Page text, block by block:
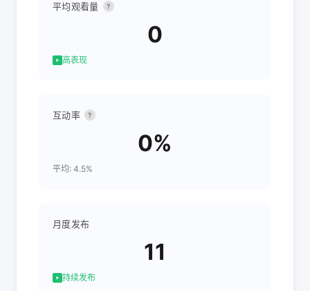
平均观看量 ?
0
高表现
互动率 ?
0%
平均: 4.5%
月度发布
11
持续发布